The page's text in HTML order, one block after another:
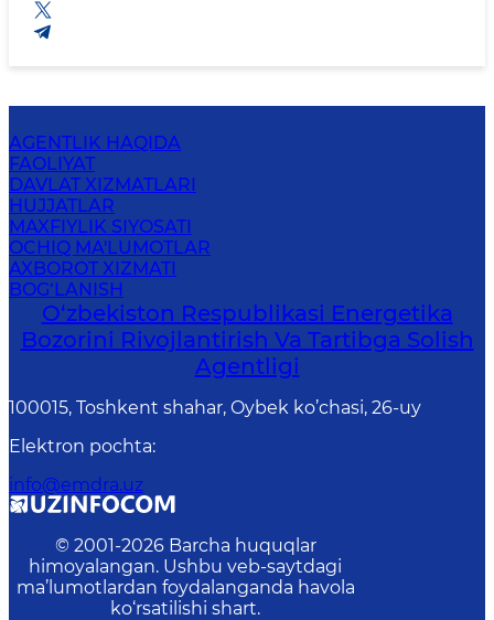
AGENTLIK HAQIDA
FAOLIYAT
DAVLAT XIZMATLARI
HUJJATLAR
MAXFIYLIK SIYOSATI
OCHIQ MA'LUMOTLAR
AXBOROT XIZMATI
BOG‘LANISH
O‘zbekiston Respublikasi Energetika
Bozorini Rivojlantirish Va Tartibga Solish
Agentligi
100015, Toshkent shahar, Oybek ko’chasi, 26-uy
Elektron pochta:
info@emdra.uz
© 2001-2026 Barcha huquqlar
himoyalangan. Ushbu veb-saytdagi
ma’lumotlardan foydalanganda havola
ko‘rsatilishi shart.